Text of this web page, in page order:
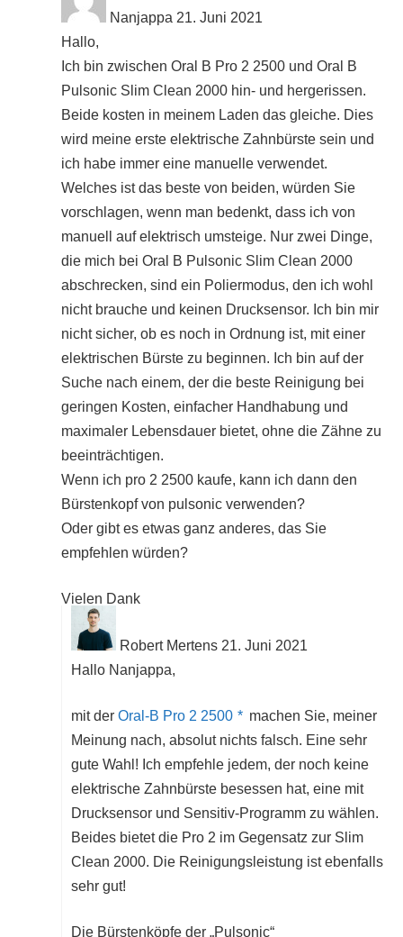
Nanjappa 21. Juni 2021
Hallo,
Ich bin zwischen Oral B Pro 2 2500 und Oral B
Pulsonic Slim Clean 2000 hin- und hergerissen.
Beide kosten in meinem Laden das gleiche. Dies
wird meine erste elektrische Zahnbürste sein und
ich habe immer eine manuelle verwendet.
Welches ist das beste von beiden, würden Sie
vorschlagen, wenn man bedenkt, dass ich von
manuell auf elektrisch umsteige. Nur zwei Dinge,
die mich bei Oral B Pulsonic Slim Clean 2000
abschrecken, sind ein Poliermodus, den ich wohl
nicht brauche und keinen Drucksensor. Ich bin mir
nicht sicher, ob es noch in Ordnung ist, mit einer
elektrischen Bürste zu beginnen. Ich bin auf der
Suche nach einem, der die beste Reinigung bei
geringen Kosten, einfacher Handhabung und
maximaler Lebensdauer bietet, ohne die Zähne zu
beeinträchtigen.
Wenn ich pro 2 2500 kaufe, kann ich dann den
Bürstenkopf von pulsonic verwenden?
Oder gibt es etwas ganz anderes, das Sie
empfehlen würden?
Vielen Dank
Robert Mertens 21. Juni 2021
Hallo Nanjappa,
mit der Oral-B Pro 2 2500
machen Sie, meiner
Meinung nach, absolut nichts falsch. Eine sehr
gute Wahl! Ich empfehle jedem, der noch keine
elektrische Zahnbürste besessen hat, eine mit
Drucksensor und Sensitiv-Programm zu wählen.
Beides bietet die Pro 2 im Gegensatz zur Slim
Clean 2000. Die Reinigungsleistung ist ebenfalls
sehr gut!
Die Bürstenköpfe der „Pulsonic“